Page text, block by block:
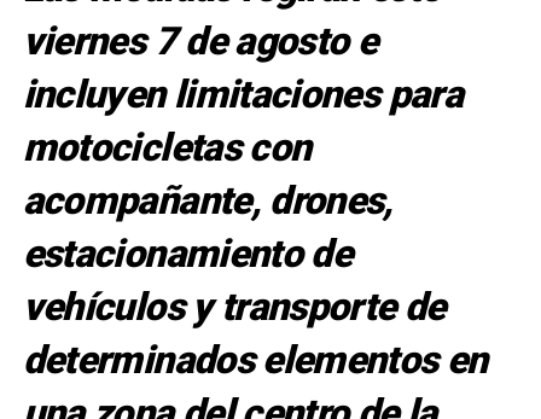
viernes 7 de agosto e
incluyen limitaciones para
motocicletas con
acompañante, drones,
estacionamiento de
vehículos y transporte de
determinados elementos en